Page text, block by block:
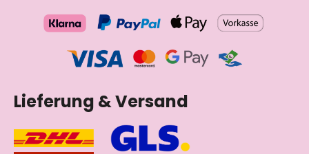
Lieferung & Versand